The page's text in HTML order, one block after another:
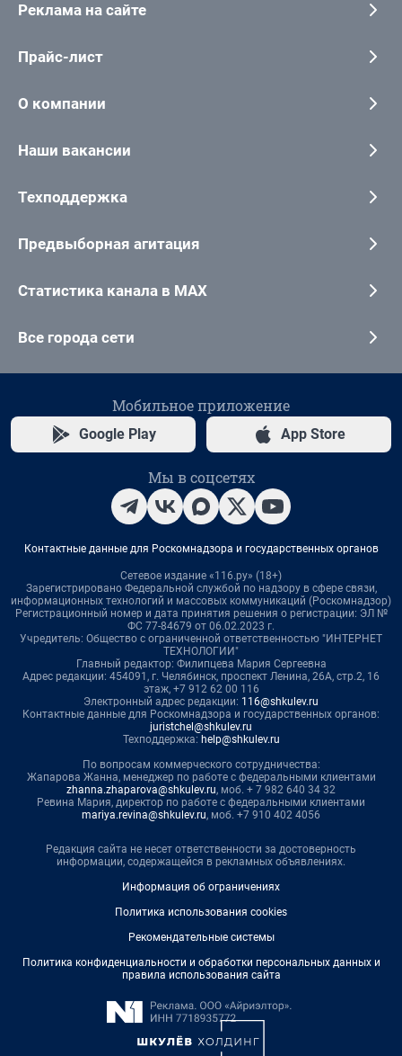
Реклама на сайте
Прайс-лист
О компании
Наши вакансии
Техподдержка
Предвыборная агитация
Статистика канала в MAX
Все города сети
Мобильное приложение
Google Play App Store
Мы в соцсетях
Контактные данные для Роскомнадзора и государственных органов
Сетевое издание «116.ру» (18+)
Зарегистрировано Федеральной службой по надзору в сфере связи,
информационных технологий и массовых коммуникаций (Роскомнадзор)
Регистрационный номер и дата принятия решения о регистрации: ЭЛ №
ФС 77-84679 от 06.02.2023 г.
Учредитель: Общество с ограниченной ответственностью "ИНТЕРНЕТ
ТЕХНОЛОГИИ"
Главный редактор: Филипцева Мария Сергеевна
Адрес редакции: 454091, г. Челябинск, проспект Ленина, 26А, стр.2, 16
этаж, +7 912 62 00 116
Электронный адрес редакции: 116@shkulev.ru
Контактные данные для Роскомнадзора и государственных органов:
juristchel@shkulev.ru
Техподдержка: help@shkulev.ru
По вопросам коммерческого сотрудничества:
Жапарова Жанна, менеджер по работе с федеральными клиентами
zhanna.zhaparova@shkulev.ru, моб. + 7 982 640 34 32
Ревина Мария, директор по работе с федеральными клиентами
mariya.revina@shkulev.ru, моб. +7 910 402 4056
Редакция сайта не несет ответственности за достоверность
информации, содержащейся в рекламных объявлениях.
Информация об ограничениях
Политика использования cookies
Рекомендательные системы
Политика конфиденциальности и обработки персональных данных и
правила использования сайта